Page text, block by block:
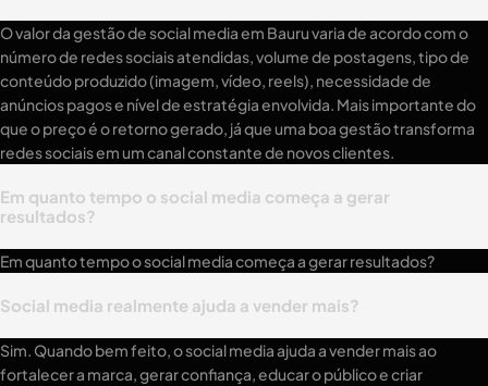
O valor da gestão de social media em Bauru varia de acordo com o
número de redes sociais atendidas, volume de postagens, tipo de
conteúdo produzido (imagem, vídeo, reels), necessidade de
anúncios pagos e nível de estratégia envolvida. Mais importante do
que o preço é o retorno gerado, já que uma boa gestão transforma
redes sociais em um canal constante de novos clientes.
Em quanto tempo o social media começa a gerar
resultados?
Em quanto tempo o social media começa a gerar resultados?
Social media realmente ajuda a vender mais?
Sim. Quando bem feito, o social media ajuda a vender mais ao
fortalecer a marca, gerar confiança, educar o público e criar